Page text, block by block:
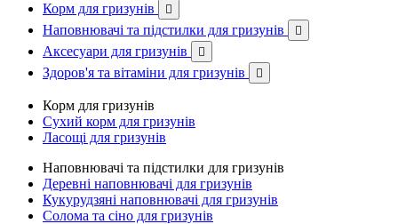
Корм для гризунів

Наповнювачі та підстилки для гризунів 
Аксесуари для гризунів 
Здоров'я та вітаміни для гризунів 
Корм для гризунів
Сухий корм для гризунів
Ласощі для гризунів
Наповнювачі та підстилки для гризунів
Деревні наповнювачі для гризунів
Кукурудзяні наповнювачі для гризунів
Солома та сіно для гризунів